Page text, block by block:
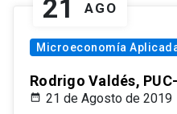
21 AGO
Microeconomía
Rodrigo Valdés,
21 de Agosto de 2019